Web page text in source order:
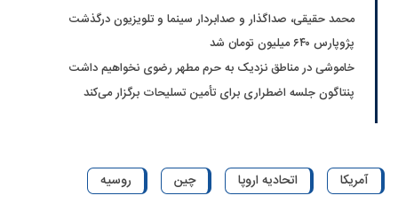
محمد حقیقی، صداگذار و صدابردار سینما و تلویزیون درگذشت
پژوپارس ۶۴۰ میلیون تومان شد
خاموشی در مناطق نزدیک به حرم مطهر رضوی نخواهیم داشت
پنتاگون جلسه اضطراری برای تأمین تسلیحات برگزار می‌کند
آمریکا اتحادیه اروپا چین روسیه